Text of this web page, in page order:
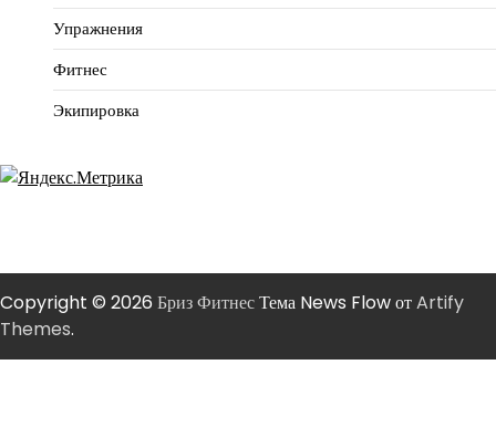
Упражнения
Фитнес
Экипировка
Copyright © 2026 Бриз ФитнесТема News Flow отArtify
Themes.